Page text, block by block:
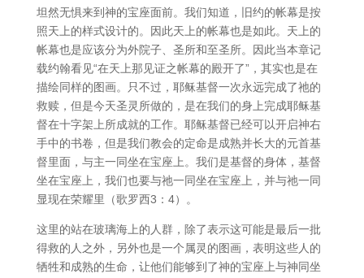
坦然无惧来到神的宝座面前。我们知道，旧约的帐幕是按
照天上的样式设计的。因此天上的帐幕也是如此。天上的
帐幕也是应该分为外院子、圣所和至圣所。因此当本章记
载约翰看见“在天上那见证之帐幕的殿开了”，其实也是在
描绘同样的图画。只不过，耶稣基督一次永远完成了祂的
救赎，但是今天圣灵所做的，是在我们的身上完成耶稣基
督在十字架上所成就的工作。耶稣基督已经可以开启神右
手中的书卷，但是我们教会的定命是成熟并长大的元首基
督里面，与主一同坐在宝座上。我们是基督的身体，基督
坐在宝座上，我们也要与祂一同坐在宝座上，并与祂一同
显现在荣耀里（歌罗西3：4）。
这里的站在玻璃海上的人群，除了表示这可能是最后一批
得救的人之外，另外也是一个属灵的图画，表明这些人的
牺牲和成熟的生命，让他们能够到了神的宝座上与神同坐